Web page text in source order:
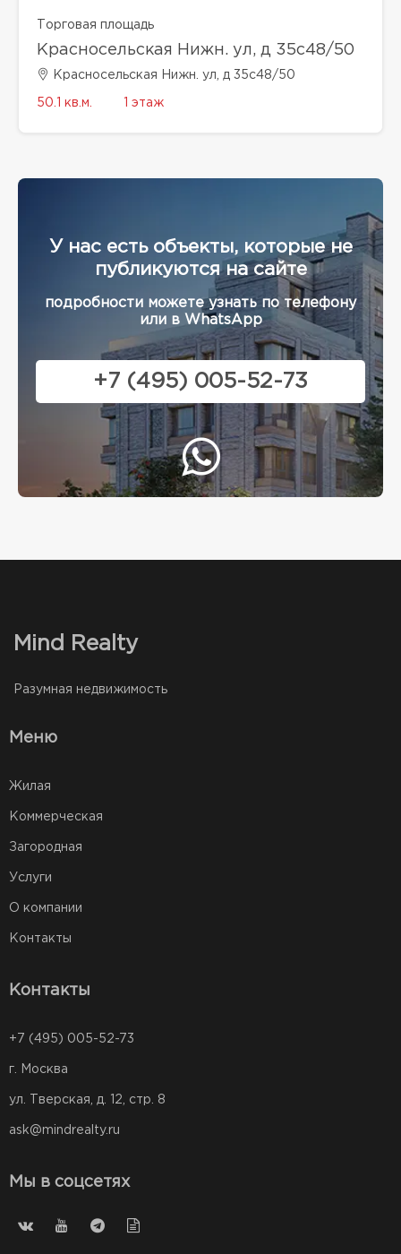
Торговая площадь
Красносельская Нижн. ул, д 35с48/50
Красносельская Нижн. ул, д 35с48/50
50.1 кв.м. 1 этаж
У нас есть объекты, которые не
публикуются на сайте
подробности можете узнать по телефону
или в WhatsApp
+7 (495) 005-52-73
Mind Realty
Разумная недвижимость
Меню
Жилая
Коммерческая
Загородная
Услуги
О компании
Контакты
Контакты
+7 (495) 005-52-73
г. Москва
ул. Тверская, д. 12, стр. 8
ask@mindrealty.ru
Мы в соцсетях